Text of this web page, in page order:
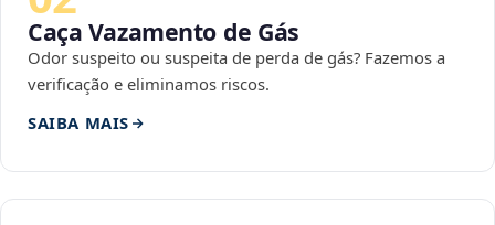
Caça Vazamento de Gás
Odor suspeito ou suspeita de perda de gás? Fazemos a
verificação e eliminamos riscos.
SAIBA MAIS